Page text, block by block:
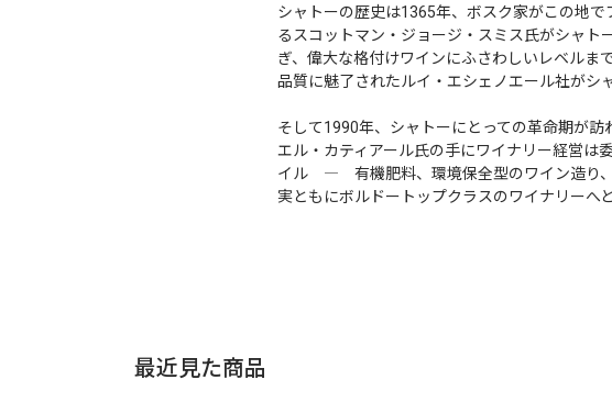
シャトーの歴史は1365年、ボスク家がこの地
るスコットマン・ジョージ・スミス氏がシャ
ぎ、偉大な格付けワインにふさわしいレベル
品質に魅了されたルイ・エシェノエール社がシ
そして1990年、シャトーにとっての革命期が
エル・カティアール氏の手にワイナリー経営は
イル ― 有機肥料、環境保全型のワイン造り
実ともにボルドートップクラスのワイナリーへ
最近見た商品